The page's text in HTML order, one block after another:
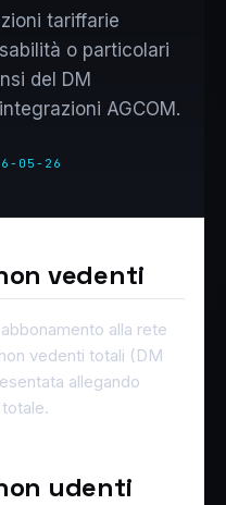
tariffarie
o particolari
del DM
AGCOM.
05-26
vedenti
alla rete
vedenti totali (DM
allegando
udenti